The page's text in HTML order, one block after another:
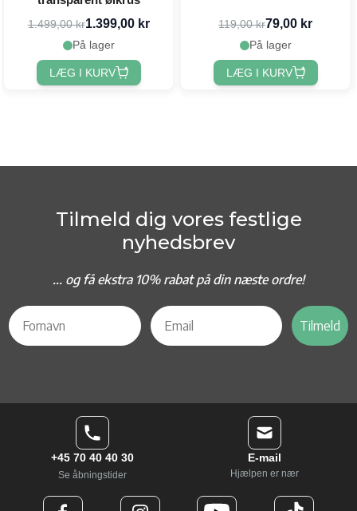
1.499,00 kr1.399,00 kr
På lager
LÆG I KURV
119,00 kr79,00 kr
På lager
LÆG I KURV
Tilmeld dig vores festlige
nyhedsbrev
... og få ekstra 10% rabat på din næste ordre!
Tilmeld
+45 70 40 40 30
Se åbningstider
E-mail
Hjælpen er nær